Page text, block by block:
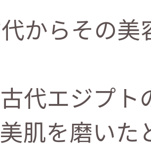
からその
代エジプト
肌を磨いた